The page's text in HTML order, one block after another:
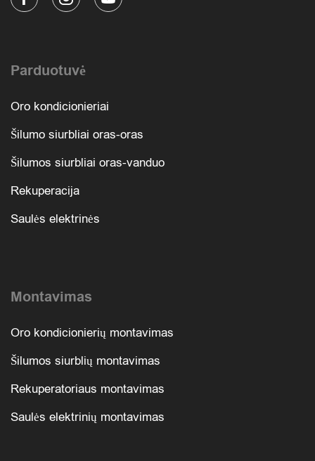
Parduotuvė
Oro kondicionieriai
Šilumo siurbliai oras-oras
Šilumos siurbliai oras-vanduo
Rekuperacija
Saulės elektrinės
Montavimas
Oro kondicionierių montavimas
Šilumos siurblių montavimas
Rekuperatoriaus montavimas
Saulės elektrinių montavimas